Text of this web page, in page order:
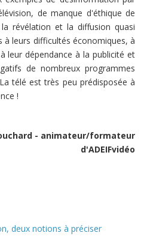
de manque d'éthique de
révélation et la diffusion quasi
leurs difficultés économiques, à
leur dépendance à la publicité et
de nombreux programmes
télé est très peu prédisposée à
!
- animateur/formateur
d'ADEIFvidéo
deux notions à préciser